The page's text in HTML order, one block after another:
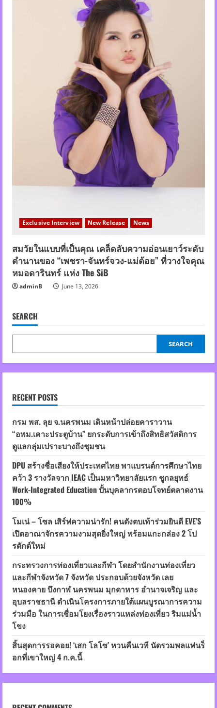
Exclusive Interview New Release News
สมวัยในแบบที่เป็นคุณ เคล็ดลับความอ่อนเยาว์ระดับ
ตำนานของ “เพชรา-จันทร์จวง-แม่ต้อย” ที่วางใจคุณ
หมอดารินทร์ แห่ง The SiB
adminB June 13, 2026
SEARCH
SEARCH
RECENT POSTS
กรม พส. ลุย จ.นครพนม เดินหน้าปล่อยคาราวาน
“อพม.เคาะประตูบ้าน” ยกระดับการเข้าถึงสิทธิสวัสดิการ
ดูแลกลุ่มเปราะบางถึงชุมชน
DPU สร้างชื่อเสียงให้ประเทศไทย พาแบรนด์การศึกษาไทย
คว้า 3 รางวัลจาก IEAC เป็นมหาวิทยาลัยแรก ชูกลยุทธ์
Work-Integrated Education ปั้นบุคลากรตอบโจทย์ตลาดงาน
100%
โมเน่ – โซล เสิร์ฟความน่ารัก! คนดังตบเท้าร่วมยินดี EVE’S
เปิดอาณาจักรความงามสุดยิ่งใหญ่ พร้อมแกะกล่อง 2 โป
รดักต์ใหม่
กระทรวงการท่องเที่ยวและกีฬา โดยสำนักงานท่องเที่ยว
และกีฬาจังหวัด 7 จังหวัด ประกอบด้วยจังหวัด เลย
หนองคาย บึงกาฬ นครพนม มุกดาหาร อำนาจเจริญ และ
อุบลราชธานี ดำเนินโครงการภายใต้แผนบูรณาการความ
ร่วมมือ ในการเชื่อมโยงเรื่องราวแหล่งท่องเที่ยว ริมแม่น้ำ
โขง
สิ้นสุดการรอคอย! ‘เสก โลโซ’ หวนคืนเวที นัดรวมพลแฟนร็
อกที่เขาใหญ่ 4 ก.ค.นี้